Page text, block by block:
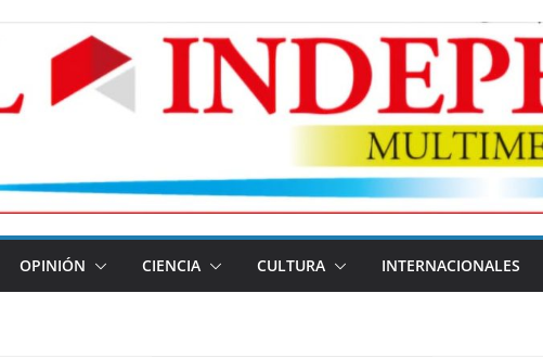
OPINIÓN CIENCIA CULTURA INTERNACIONALES